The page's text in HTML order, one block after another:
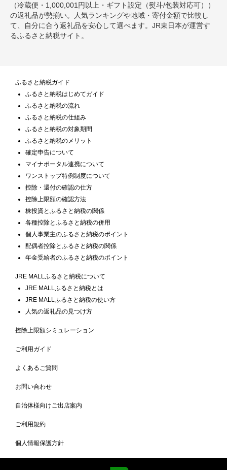
（冷蔵便・1,000,001円以上・ギフト設定（熨斗/包装対応可））
の返礼品が勢揃い。人気ランキングや地域・寄付金額で比較し
て、自分に合う返礼品を安心して選べます。JR東日本が運営す
るふるさと納税サイト。
ふるさと納税ガイド
ふるさと納税はじめてガイド
ふるさと納税の流れ
ふるさと納税の仕組み
ふるさと納税の対象期間
ふるさと納税のメリット
確定申告について
マイナポータル連携について
ワンストップ特例制度について
控除・還付の確認の仕方
控除上限額の確認方法
株投資とふるさと納税の関係
各種控除とふるさと納税の併用
個人事業主のふるさと納税のポイント
配偶者控除とふるさと納税の関係
年金受給者のふるさと納税のポイント
JRE MALLふるさと納税について
JRE MALLふるさと納税とは
JRE MALLふるさと納税の使い方
人気の返礼品の見つけ方
控除上限額シミュレーション
ご利用ガイド
よくあるご質問
お問い合わせ
自治体様向けご出店案内
ご利用規約
個人情報保護方針